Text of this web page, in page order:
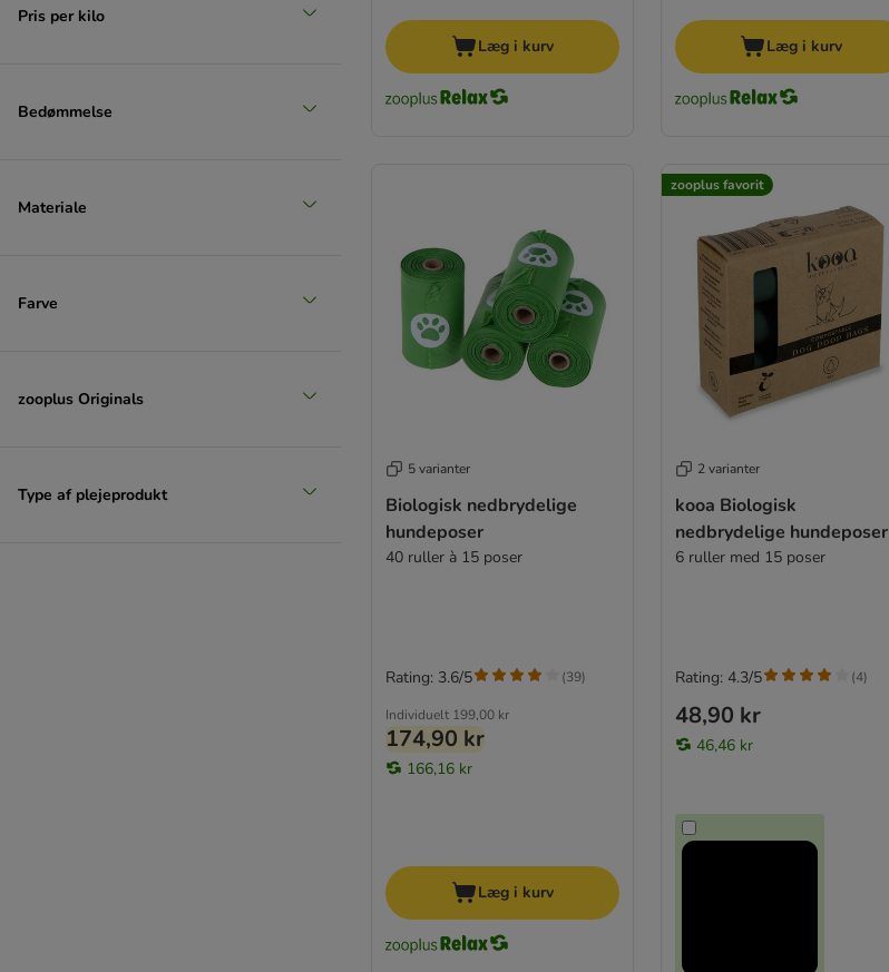
Pris per kilo
Bedømmelse
Materiale
Farve
zooplus Originals
Type af plejeprodukt
Læg i kurv Læg i kurv
5 varianter
Biologisk nedbrydelige
hundeposer
40 ruller à 15 poser
Individuelt 199,00 kr
174,90 kr
166,16 kr
Rating: 3.6/5 (39)
Læg i kurv
zooplus favorit
2 varianter
kooa Biologisk
nedbrydelige hundeposer
6 ruller med 15 poser
48,90 kr
46,46 kr
Rating: 4.3/5 (4)